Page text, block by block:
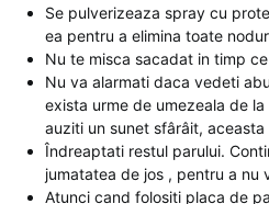
Se pulverizeaza spray cu
ea pentru a elimina toate
Nu te misca sacadat in timp
Nu va alarmati daca vedeti
exista urme de umezeala de
auziti un sunet sfârâit,
Îndreaptati restul parului.
jumatatea de jos , pentru a nu
Atunci cand folositi placa de